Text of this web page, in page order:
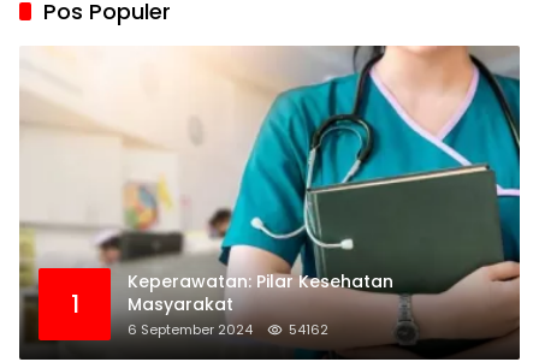
Pos Populer
1
Keperawatan: Pilar Kesehatan
Masyarakat
6 September 2024 54162